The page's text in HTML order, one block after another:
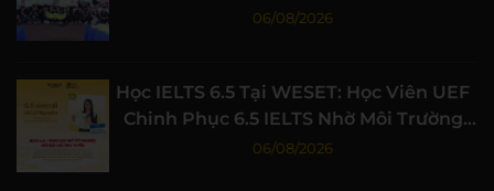
Nghiệp
06/08/2026
Học IELTS 6.5 Tại WESET: Học Viên UEF
Chinh Phục 6.5 IELTS Nhờ Môi Trường
Học Tập Chất Lượng
06/08/2026